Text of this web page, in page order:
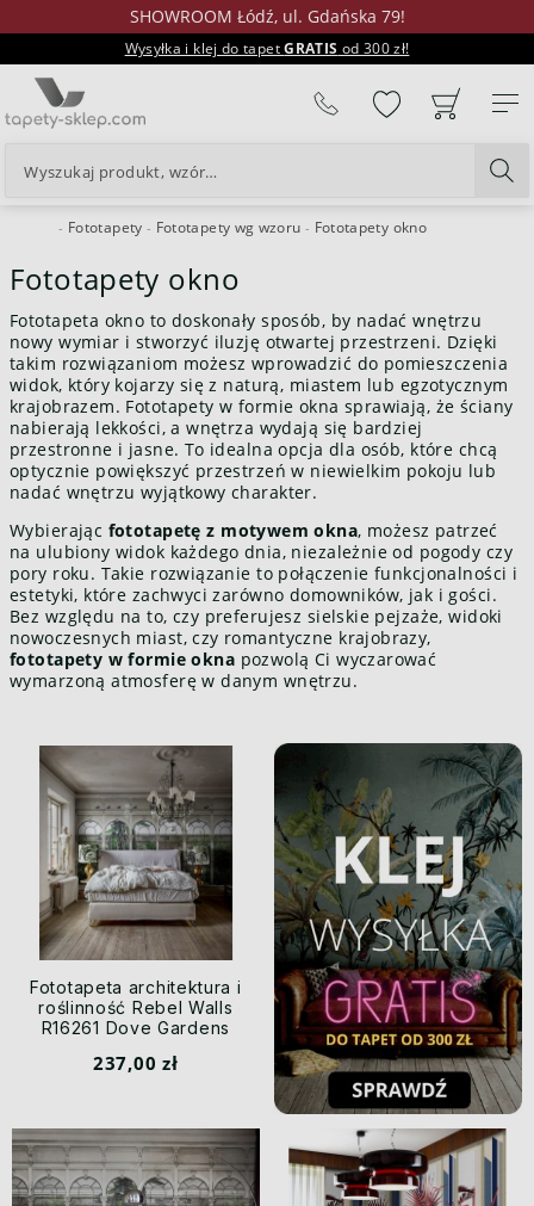
SHOWROOM Łódź, ul. Gdańska 79!
Wysyłka i klej do tapetGRATIS od 300 zł!
24H Fototapety Fototapety wg wzoru Fototapety okno
Fototapety okno
Fototapeta okno to doskonały sposób, by nadać wnętrzu
nowy wymiar i stworzyć iluzję otwartej przestrzeni. Dzięki
takim rozwiązaniom możesz wprowadzić do pomieszczenia
widok, który kojarzy się z naturą, miastem lub egzotycznym
krajobrazem. Fototapety w formie okna sprawiają, że ściany
nabierają lekkości, a wnętrza wydają się bardziej
przestronne i jasne. To idealna opcja dla osób, które chcą
optycznie powiększyć przestrzeń w niewielkim pokoju lub
nadać wnętrzu wyjątkowy charakter.
Wybierając fototapetę z motywem okna, możesz patrzeć
na ulubiony widok każdego dnia, niezależnie od pogody czy
pory roku. Takie rozwiązanie to połączenie funkcjonalności i
estetyki, które zachwyci zarówno domowników, jak i gości.
Bez względu na to, czy preferujesz sielskie pejzaże, widoki
nowoczesnych miast, czy romantyczne krajobrazy,
fototapety w formie okna pozwolą Ci wyczarować
wymarzoną atmosferę w danym wnętrzu.
Fototapeta architektura i
roślinność Rebel Walls
R16261 Dove Gardens
237,00 zł